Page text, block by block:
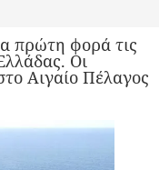
πρώτη φορά τις
Οι
Αιγαίο Πέλαγος